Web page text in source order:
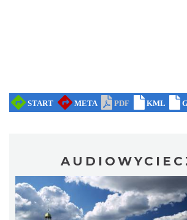
Fanny Days w Krowiarkach
Krowiarki
29.75 km